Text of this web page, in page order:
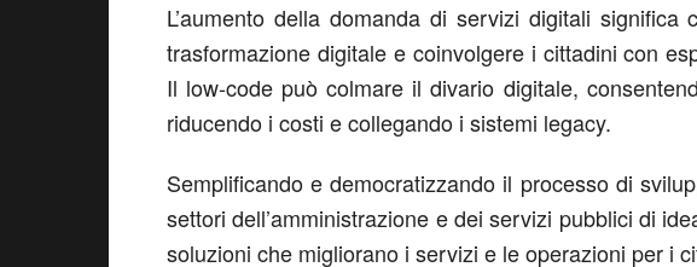
L’aumento della domanda di servizi digitali
trasformazione digitale e coinvolgere i cittadini con
Il low-code può colmare il divario digitale,
riducendo i costi e collegando i sistemi legacy.
Semplificando e democratizzando il processo di
settori dell’amministrazione e dei servizi pubblici di
soluzioni che migliorano i servizi e le operazioni per i